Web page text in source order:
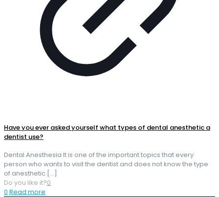
Have you ever asked yourself what types of dental anesthetic a
dentist use?
Dental Anesthesia It is one of the important topics that every
person who wants to visit the dentist and does not know the type
of anesthetic […]
Do you like it?0
0 Read more